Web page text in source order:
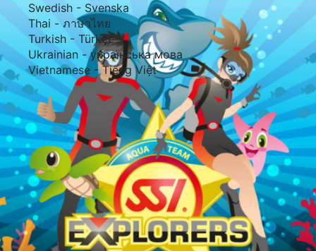
Swedish - Svenska
Thai - ภาษาไทย
Turkish - Türkçe
Ukrainian - українська мова
Vietnamese - Tiếng Việt